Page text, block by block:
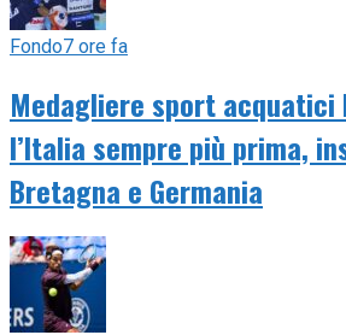
Fondo7 ore fa
Medagliere sport acquatici
l’Italia sempre più prima,
Bretagna e Germania